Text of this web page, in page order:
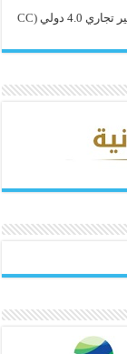
4.0 دولي
(CC